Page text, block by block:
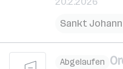
Sankt
Abgelaufen